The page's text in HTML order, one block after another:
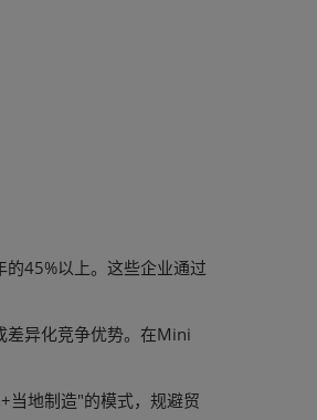
45%以上。这些企业通过
差异化竞争优势。在Mini
当地制造"的模式，规避贸